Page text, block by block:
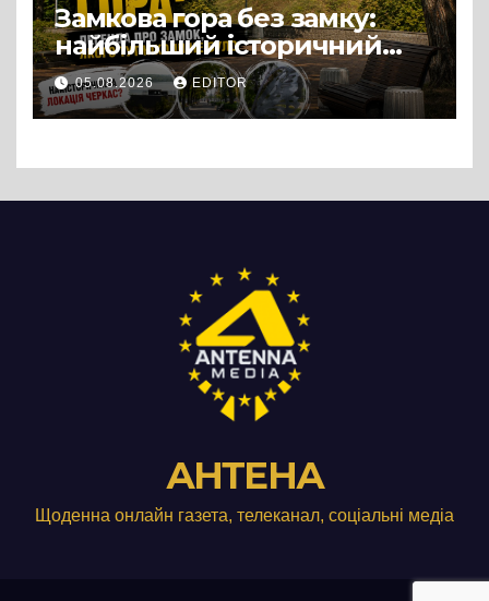
Замкова гора без замку:
найбільший історичний
міф Черкас
05.08.2026 EDITOR
АНТЕНА
Щоденна онлайн газета, телеканал, соціальні медіа